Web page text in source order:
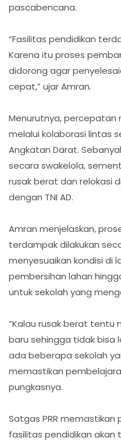
pascabencana.
“Fasilitas pendidikan
Karena itu proses
didorong agar
cepat,” ujar Amran.
Menurutnya, percepatan
melalui kolaborasi lintas
Angkatan Darat.
secara swakelola,
rusak berat dan relokasi
dengan TNI AD.
Amran menjelaskan,
terdampak dilakukan
menyesuaikan kondisi di
pembersihan lahan
untuk sekolah yang
“Kalau rusak berat tentu
baru sehingga tidak bisa
ada beberapa sekolah
memastikan
pungkasnya.
Satgas PRR
fasilitas pendidikan akan